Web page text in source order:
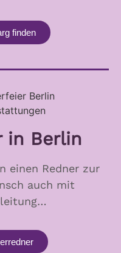
finden
in Berlin
einen Redner zur
auch mit